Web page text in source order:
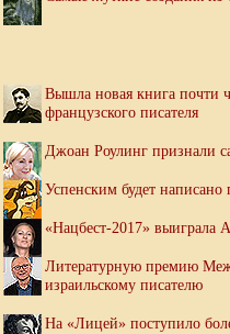
Вышла новая книга почти
французского писателя
Джоан Роулинг признали
Успенским будет
«Нацбест-2017» выиграла
Литературную премию
израильскому писателю
На «Лицей» поступило